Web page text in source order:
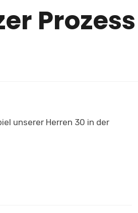
Prozess
unserer Herren 30 in der